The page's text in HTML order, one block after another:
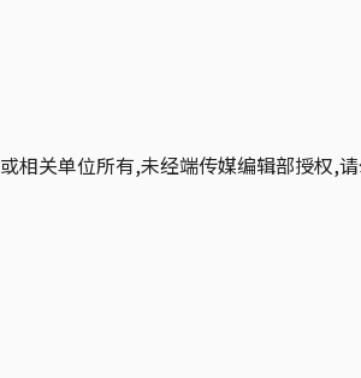
或相关单位所有,未经端传媒编辑部授权,